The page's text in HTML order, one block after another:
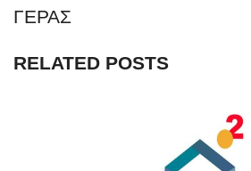
ΓΕΡΑΣ
RELATED POSTS